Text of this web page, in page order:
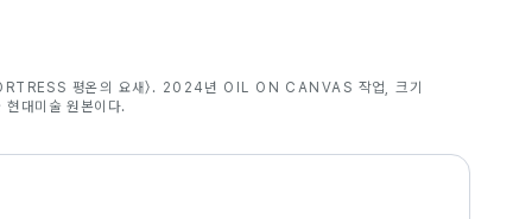
평온의 요새〉. 2024년 OIL ON CANVAS 작업, 크기
대미술 원본이다.